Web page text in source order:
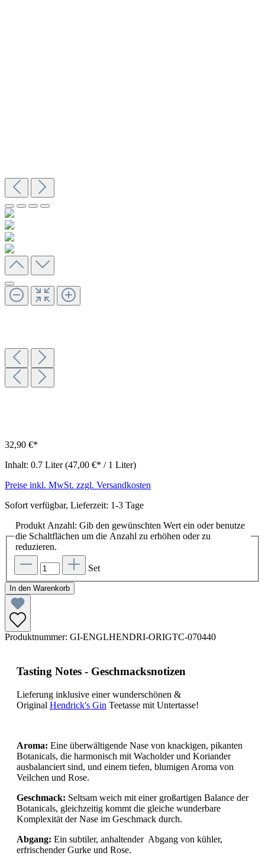
32,90 €*
Inhalt: 0.7 Liter(47,00 €* / 1 Liter)
Preise inkl. MwSt. zzgl. Versandkosten
Sofort verfügbar, Lieferzeit: 1-3 Tage
Produkt Anzahl: Gib den gewünschten Wert ein oder benutze
die Schaltflächen um die Anzahl zu erhöhen oder zu
reduzieren.
Set
In den Warenkorb
Produktnummer: GI-ENGLHENDRI-ORIGTC-070440
Tasting Notes - Geschmacksnotizen
Lieferung inklusive einer wunderschönen &
Original Hendrick's Gin Teetasse mit Untertasse!
Aroma: Eine überwältigende Nase von knackigen, pikanten
Botanicals, die harmonisch mit Wacholder und Koriander
ausbalanciert sind, und einem tiefen, blumigen Aroma von
Veilchen und Rose.
Geschmack: Seltsam weich mit einer großartigen Balance der
Botanicals, gleichzeitig kommt die gleiche wunderbare
Komplexität der Nase im Geschmack durch.
Abgang: Ein subtiler, anhaltender Abgang von kühler,
erfrischender Gurke und Rose.